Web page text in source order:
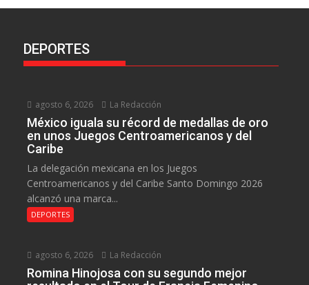
DEPORTES
agosto 6, 2026 La Redacción
México iguala su récord de medallas de oro
en unos Juegos Centroamericanos y del
Caribe
La delegación mexicana en los Juegos
Centroamericanos y del Caribe Santo Domingo 2026
alcanzó una marca...
DEPORTES
agosto 6, 2026 La Redacción
Romina Hinojosa con su segundo mejor